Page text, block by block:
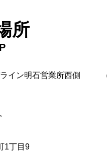
所
イン明石営業所西側
1丁目9